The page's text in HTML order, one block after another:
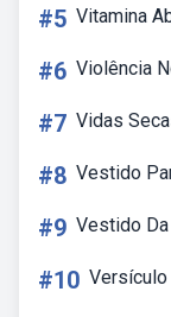
#5 Vitamina
#6 Violência
#7 Vidas
#8 Vestido
#9 Vestido
#10 Versículo